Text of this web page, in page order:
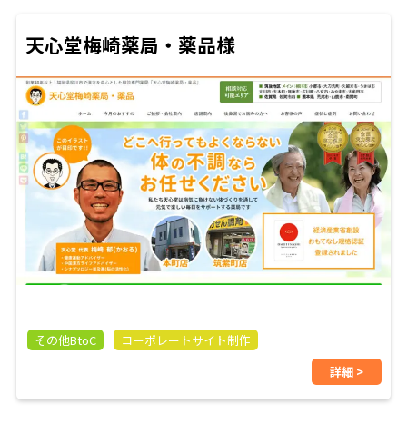
天心堂梅崎薬局・薬品様
その他BtoC
コーポレートサイト制作
詳細 >